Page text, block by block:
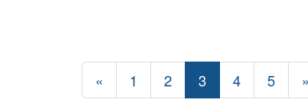
« 1 2 3 4 5 »